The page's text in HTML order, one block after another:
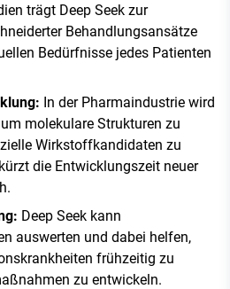
trägt Deep Seek zur
Behandlungsansätze
Bedürfnisse jedes Patienten
In der Pharmaindustrie wird
molekulare Strukturen zu
Wirkstoffkandidaten zu
die Entwicklungszeit neuer
Deep Seek kann
auswerten und dabei helfen,
frühzeitig zu
zu entwickeln.